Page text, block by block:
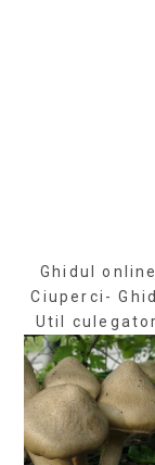
Ghidul
Ciuperci-
Util